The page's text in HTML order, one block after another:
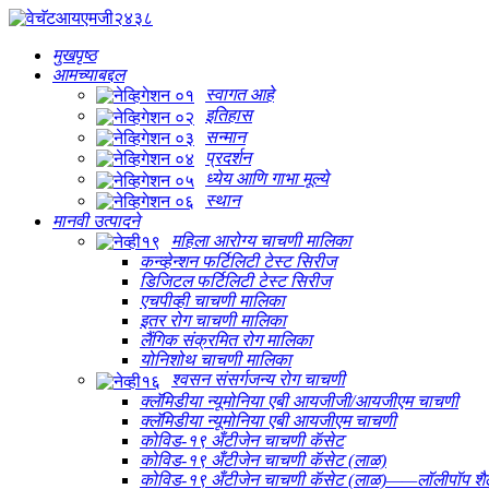
मुखपृष्ठ
आमच्याबद्दल
स्वागत आहे
इतिहास
सन्मान
प्रदर्शन
ध्येय आणि गाभा मूल्ये
स्थान
मानवी उत्पादने
महिला आरोग्य चाचणी मालिका
कन्व्हेन्शन फर्टिलिटी टेस्ट सिरीज
डिजिटल फर्टिलिटी टेस्ट सिरीज
एचपीव्ही चाचणी मालिका
इतर रोग चाचणी मालिका
लैंगिक संक्रमित रोग मालिका
योनिशोथ चाचणी मालिका
श्वसन संसर्गजन्य रोग चाचणी
क्लॅमिडीया न्यूमोनिया एबी आयजीजी/आयजीएम चाचणी
क्लॅमिडीया न्यूमोनिया एबी आयजीएम चाचणी
कोविड-१९ अँटीजेन चाचणी कॅसेट
कोविड-१९ अँटीजेन चाचणी कॅसेट (लाळ)
कोविड-१९ अँटीजेन चाचणी कॅसेट (लाळ)——लॉलीपॉप